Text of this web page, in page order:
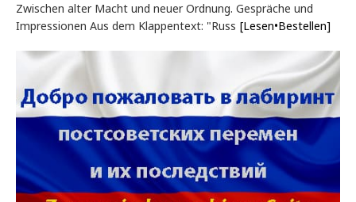
Zwischen alter Macht und neuer Ordnung. Gespräche und
Impressionen Aus dem Klappentext: "Russ [Lesen•Bestellen]